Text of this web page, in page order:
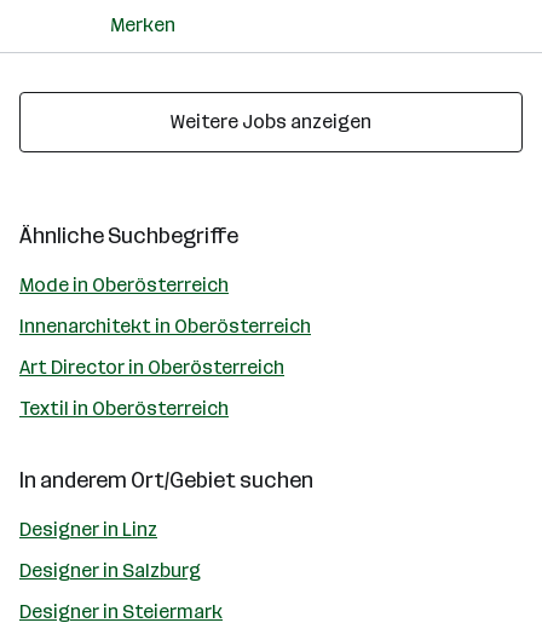
Merken
Weitere Jobs anzeigen
Ähnliche Suchbegriffe
Mode in Oberösterreich
Innenarchitekt in Oberösterreich
Art Director in Oberösterreich
Textil in Oberösterreich
In anderem Ort/Gebiet suchen
Designer in Linz
Designer in Salzburg
Designer in Steiermark